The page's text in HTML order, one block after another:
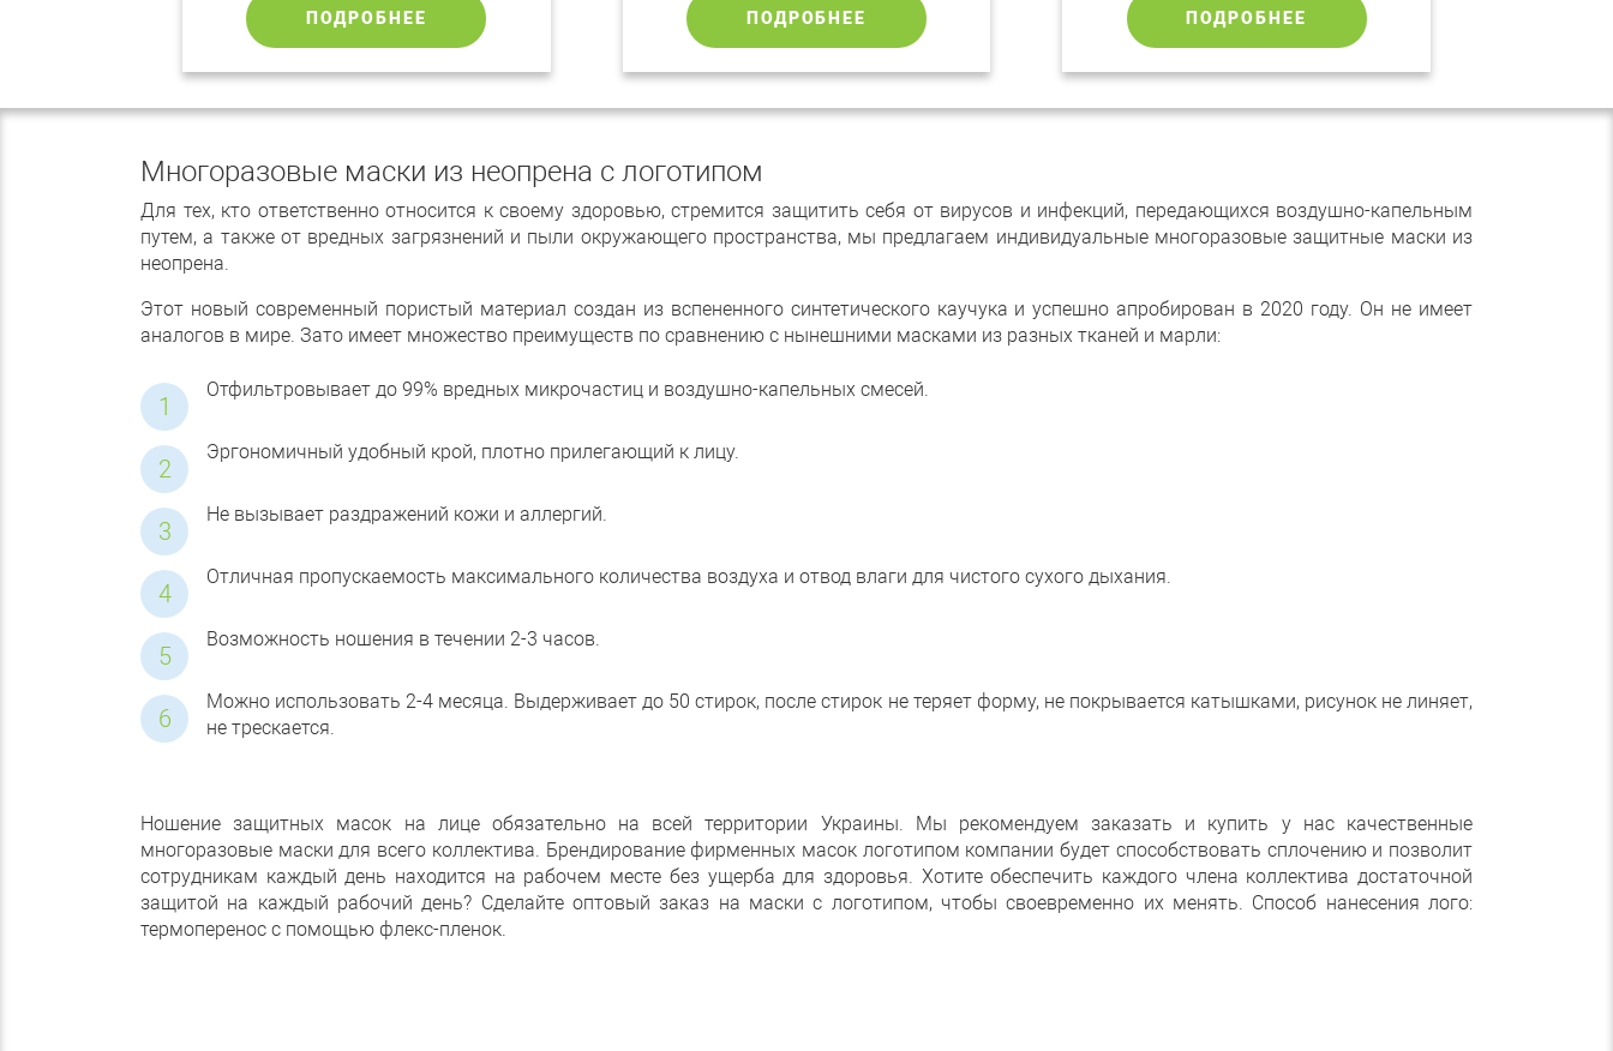
ПОДРОБНЕЕ ПОДРОБНЕЕ ПОДРОБНЕЕ
Многоразовые маски из неопрена с логотипом
Для тех, кто ответственно относится к своему здоровью, стремится защитить себя от вирусов и инфекций, передающихся воздушно-капельным
путем, а также от вредных загрязнений и пыли окружающего пространства, мы предлагаем индивидуальные многоразовые защитные маски из
неопрена.
Этот новый современный пористый материал создан из вспененного синтетического каучука и успешно апробирован в 2020 году. Он не имеет
аналогов в мире. Зато имеет множество преимуществ по сравнению с нынешними масками из разных тканей и марли:
Отфильтровывает до 99% вредных микрочастиц и воздушно-капельных смесей.
Эргономичный удобный крой, плотно прилегающий к лицу.
Не вызывает раздражений кожи и аллергий.
Отличная пропускаемость максимального количества воздуха и отвод влаги для чистого сухого дыхания.
Возможность ношения в течении 2-3 часов.
Можно использовать 2-4 месяца. Выдерживает до 50 стирок, после стирок не теряет форму, не покрывается катышками, рисунок не линяет,
не трескается.
Ношение защитных масок на лице обязательно на всей территории Украины. Мы рекомендуем заказать и купить у нас качественные
многоразовые маски для всего коллектива. Брендирование фирменных масок логотипом компании будет способствовать сплочению и позволит
сотрудникам каждый день находится на рабочем месте без ущерба для здоровья. Хотите обеспечить каждого члена коллектива достаточной
защитой на каждый рабочий день? Сделайте оптовый заказ на маски с логотипом, чтобы своевременно их менять. Способ нанесения лого:
термоперенос с помощью флекс-пленок.